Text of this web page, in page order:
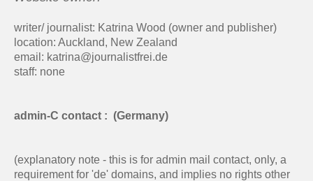
writer/ journalist: Katrina Wood (owner and publisher)
location: Auckland, New Zealand
email: katrina@journalistfrei.de
staff: none
admin-C contact : (Germany)
(explanatory note - this is for admin mail contact, only, a
requirement for 'de' domains, and implies no rights other